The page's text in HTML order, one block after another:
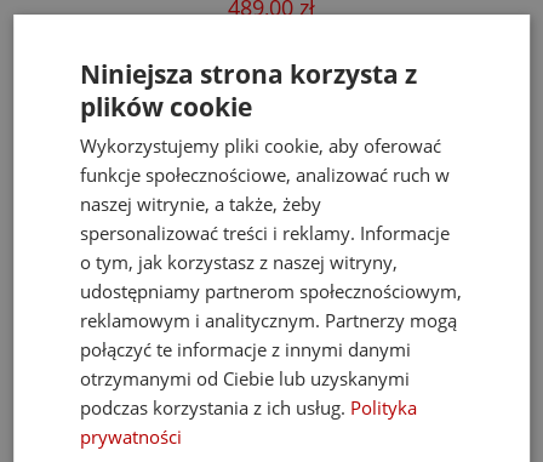
489,00 zł
do koszyka
Opinie Pytania i odpowiedzi
Ocena sklepu
4.93
Opinie, z których została wyliczona
średnia, są wystawione przez
zweryfikowanych klientów, którzy dokonali
zakupu w sklepie.
5
Niniejsza strona korzysta z
plików cookie
Wykorzystujemy pliki cookie, aby oferować
funkcje społecznościowe, analizować ruch w
naszej witrynie, a także, żeby
spersonalizować treści i reklamy. Informacje
o tym, jak korzystasz z naszej witryny,
udostępniamy partnerom społecznościowym,
reklamowym i analitycznym. Partnerzy mogą
połączyć te informacje z innymi danymi
otrzymanymi od Ciebie lub uzyskanymi
podczas korzystania z ich usług. Polityka
prywatności